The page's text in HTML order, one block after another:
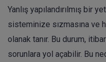
Yanlış yapılandırılmış bir
sisteminize sızmasına ve
olanak tanır. Bu durum,
sorunlara yol açabilir. Bu